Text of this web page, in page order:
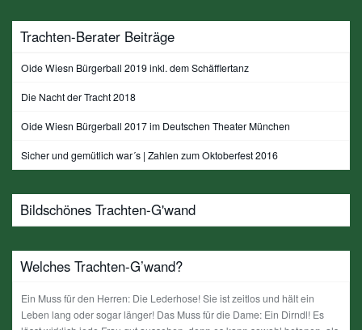
Trachten-Berater Beiträge
Oide Wiesn Bürgerball 2019 inkl. dem Schäfflertanz
Die Nacht der Tracht 2018
Oide Wiesn Bürgerball 2017 im Deutschen Theater München
Sicher und gemütlich war´s | Zahlen zum Oktoberfest 2016
Bildschönes Trachten-G'wand
Welches Trachten-G’wand?
Ein Muss für den Herren: Die Lederhose! Sie ist zeitlos und hält ein
Leben lang oder sogar länger! Das Muss für die Dame: Ein Dirndl! Es